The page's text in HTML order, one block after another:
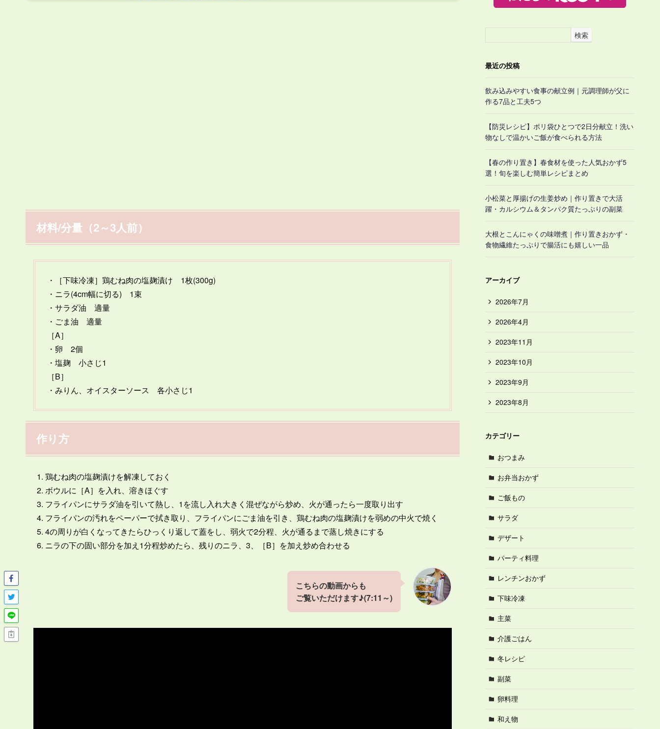
材料/分量（2～3人前）
・［下味冷凍］鶏むね肉の塩麹漬け 1枚(300g)
・ニラ(4cm幅に切る) 1束
・サラダ油 適量
・ごま油 適量
［A］
・卵 2個
・塩麹 小さじ1
［B］
・みりん、オイスターソース 各小さじ1
作り方
鶏むね肉の塩麹漬けを解凍しておく
ボウルに［A］を入れ、溶きほぐす
フライパンにサラダ油を引いて熱し、1を流し入れ大きく混ぜながら炒め、火が通ったら一度取り出す
フライパンの汚れをペーパーで拭き取り、フライパンにごま油を引き、鶏むね肉の塩麹漬けを弱めの中火で焼く
4の周りが白くなってきたらひっくり返して蓋をし、弱火で2分程、火が通るまで蒸し焼きにする
ニラの下の固い部分を加え1分程炒めたら、残りのニラ、3、［B］を加え炒め合わせる
こちらの動画からも
ご覧いただけます♪(7:11～)
検索
最近の投稿
飲み込みやすい食事の献立例｜元調理師が父に
作る7品と工夫5つ
【防災レシピ】ポリ袋ひとつで2日分献立！洗い
物なしで温かいご飯が食べられる方法
【春の作り置き】春食材を使った人気おかず5
選！旬を楽しむ簡単レシピまとめ
小松菜と厚揚げの生姜炒め｜作り置きで大活
躍・カルシウム＆タンパク質たっぷりの副菜
大根とこんにゃくの味噌煮｜作り置きおかず・
食物繊維たっぷりで腸活にも嬉しい一品
アーカイブ
2026年7月
2026年4月
2023年11月
2023年10月
2023年9月
2023年8月
カテゴリー
おつまみ
お弁当おかず
ご飯もの
サラダ
デザート
パーティ料理
レンチンおかず
下味冷凍
主菜
介護ごはん
冬レシピ
副菜
卵料理
和え物